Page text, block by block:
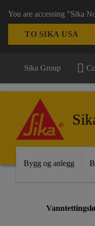
You are accessing "Sika
TO SIKA USA
Sika Group
Bygg og anlegg